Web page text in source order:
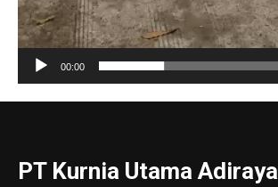
00:00
PT Kurnia Utama Adiraya